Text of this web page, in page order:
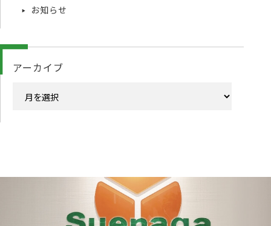
お知らせ
アーカイブ